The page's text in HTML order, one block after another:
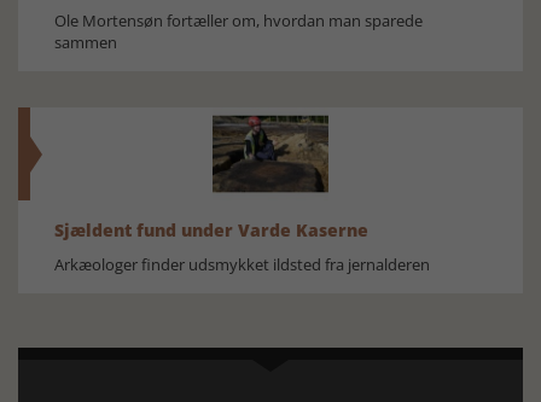
Ole Mortensøn fortæller om, hvordan man sparede
sammen
Sjældent fund under Varde Kaserne
Arkæologer finder udsmykket ildsted fra jernalderen